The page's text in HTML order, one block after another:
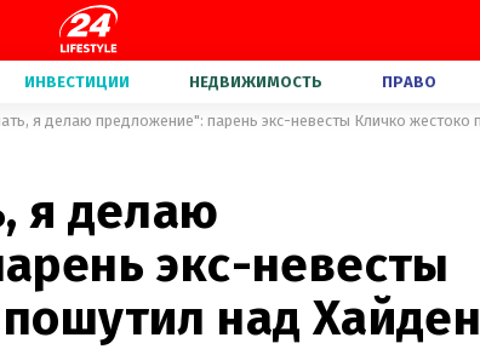
ИНВЕСТИЦИИ НЕДВИЖИМОСТЬ ПРАВО
я делаю
экс-невесты
над Хайден